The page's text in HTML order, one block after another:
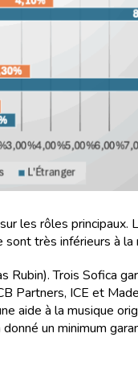
les rôles principaux.
très inférieurs à la
Trois Sofica
Partners, ICE et
aide à la musique
un minimum